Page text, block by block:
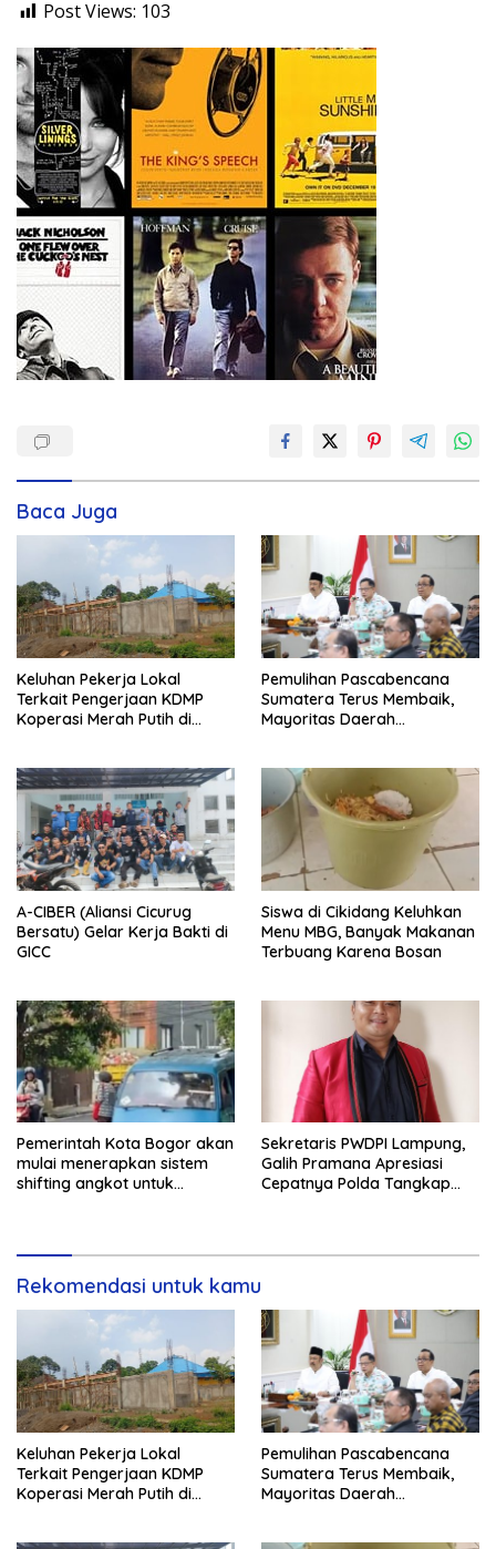
Post Views: 103
Baca Juga
Keluhan Pekerja Lokal
Terkait Pengerjaan KDMP
Koperasi Merah Putih di
Pemulihan Pascabencana
Sumatera Terus Membaik,
Mayoritas Daerah
A-CIBER (Aliansi Cicurug
Bersatu) Gelar Kerja Bakti di
GICC
Siswa di Cikidang Keluhkan
Menu MBG, Banyak Makanan
Terbuang Karena Bosan
Pemerintah Kota Bogor akan
mulai menerapkan sistem
shifting angkot untuk
Sekretaris PWDPI Lampung,
Galih Pramana Apresiasi
Cepatnya Polda Tangkap
Rekomendasi untuk kamu
Keluhan Pekerja Lokal
Terkait Pengerjaan KDMP
Koperasi Merah Putih di
Pemulihan Pascabencana
Sumatera Terus Membaik,
Mayoritas Daerah